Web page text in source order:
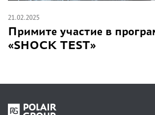
21.02.2025
Примите участие в
«SHOCK TEST»